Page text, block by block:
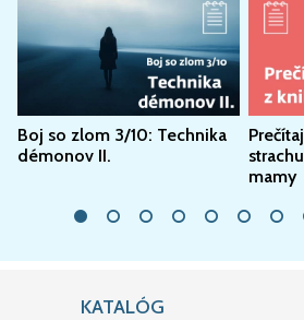
Boj so zlom 3/10: Technika
démonov II.
mamy
KATALÓG